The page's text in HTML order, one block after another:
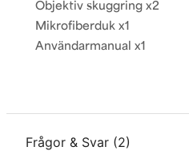
Objektiv skuggring x2
Mikrofiberduk x1
Användarmanual x1
Frågor & Svar (2)